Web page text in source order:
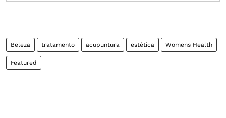
Beleza tratamento acupuntura estética Womens Health
Featured